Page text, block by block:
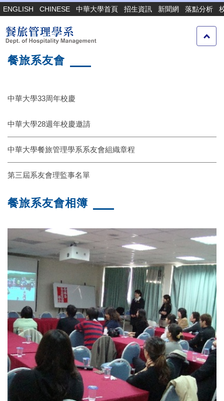
跳
到
主
要
容
ENGLISH CHINESE 中華大學首頁 招生資訊 新聞網 落點分析
餐旅系友會
中華大學33周年校慶
中華大學28週年校慶邀請
中華大學餐旅管理學系系友會組織章程
第三屆系友會理監事名單
餐旅系友會相簿